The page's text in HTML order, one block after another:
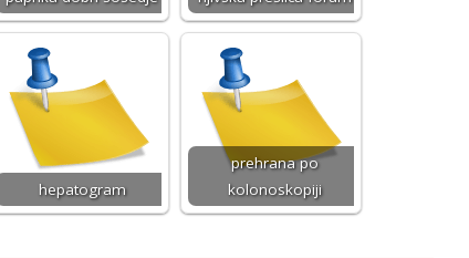
hepatogram
prehrana po
kolonoskopiji